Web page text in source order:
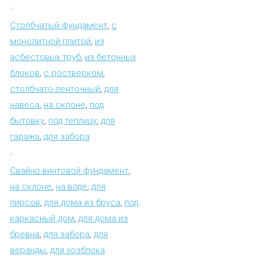
Столбчатый фундамент с
монолитной плитой из
асбестовых труб из бетонных
блоков с ростверком
столбчато-ленточный для
навеса на склоне под
бытовку под теплицу для
гаража для забора
Свайно-винтовой фундамент
на склоне на воде для
пирсов для дома из бруса под
каркасный дом для дома из
бревна для забора для
веранды для хозблока